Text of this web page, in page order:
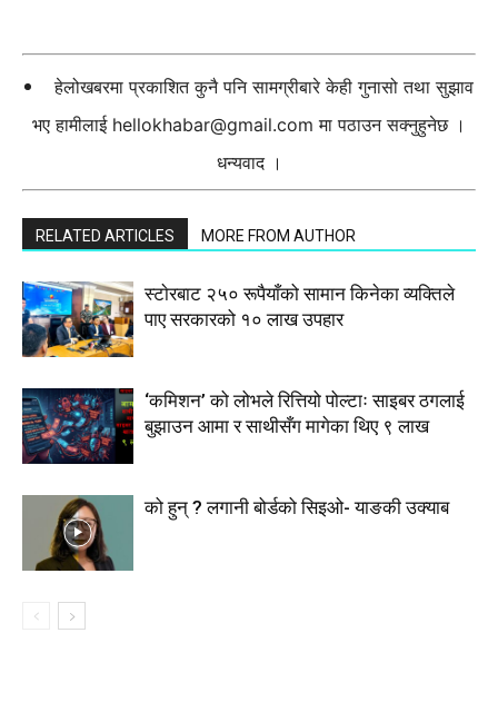
हेलोखबरमा प्रकाशित कुनै पनि सामग्रीबारे केही गुनासो तथा सुझाव
भए हामीलाई hellokhabar@gmail.com मा पठाउन सक्नुहुनेछ ।
धन्यवाद ।
RELATED ARTICLES MORE FROM AUTHOR
स्टाेरबाट २५० रूपैयाँको सामान किनेका व्यक्तिले
पाए सरकारको १० लाख उपहार
‘कमिशन’ को लोभले रित्तियो पोल्टाः साइबर ठगलाई
बुझाउन आमा र साथीसँग मागेका थिए ९ लाख
को हुन् ? लगानी बोर्डको सिइओ- याङकी उक्याब